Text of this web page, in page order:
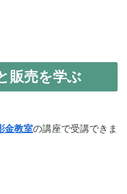
販売を学ぶ
金教室の講座で受講できま